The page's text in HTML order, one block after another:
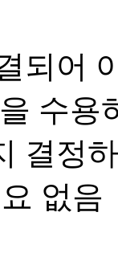
되어
수용
결정
없음